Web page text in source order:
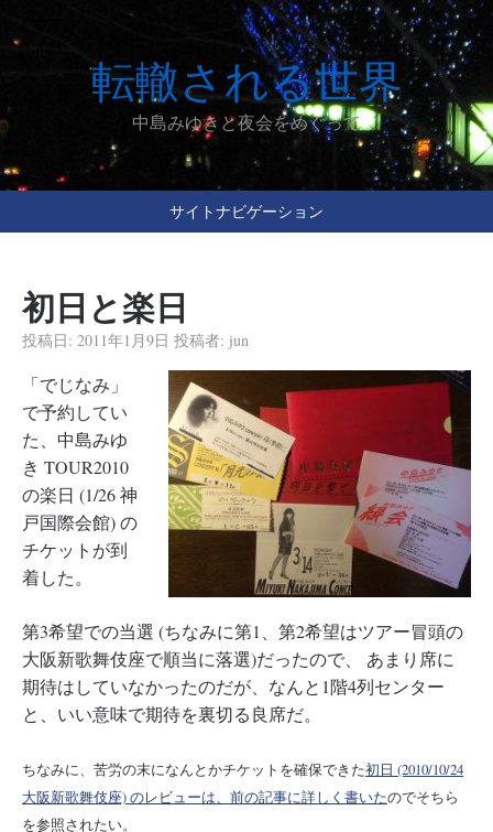
転轍される世界
中島みゆきと夜会をめぐって
サイトナビゲーション
初日と楽日
投稿日: 2011年1月9日 投稿者: jun
「でじなみ」
で予約してい
た、中島みゆ
き TOUR2010
の楽日 (1/26 神
戸国際会館) の
チケットが到
着した。
第3希望での当選 (ちなみに第1、第2希望はツアー冒頭の
大阪新歌舞伎座で順当に落選)だったので、 あまり席に
期待はしていなかったのだが、なんと1階4列センター
と、いい意味で期待を裏切る良席だ。
ちなみに、苦労の末になんとかチケットを確保できた初日 (2010/10/24
大阪新歌舞伎座) のレビューは、前の記事に詳しく書いたのでそちら
を参照されたい。